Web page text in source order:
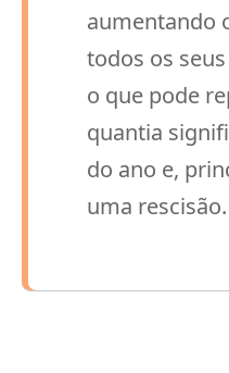
aumentando
todos os
o que pode
quantia
do ano e,
uma rescisão.